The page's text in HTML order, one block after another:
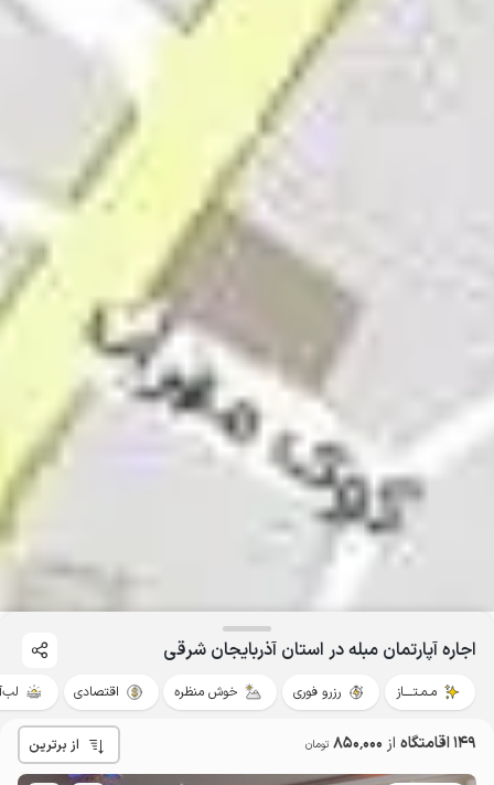
اجاره آپارتمان مبله در استان آذربایجان شرقی
مـمـتــــاز رزرو فوری خوش منظره اقتصادی
149 اقامتگاه از 850٬000 تومان از برترین